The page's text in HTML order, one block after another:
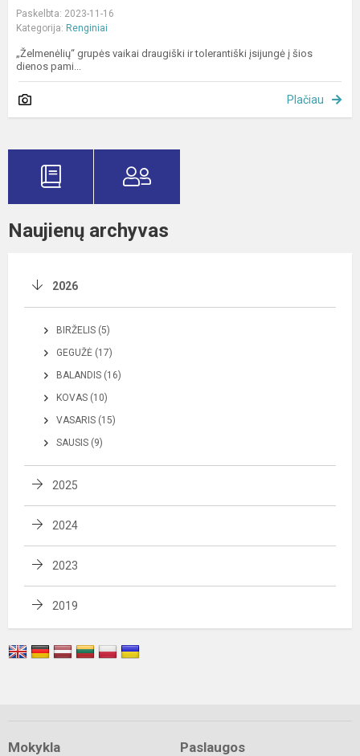
Paskelbta: 2023-11-16
Kategorija: Renginiai
„Želmenėlių“ grupės vaikai draugiški ir tolerantiški įsijungė į šios
dienos pami...
Plačiau
Naujienų archyvas
2026
BIRŽELIS (5)
GEGUŽĖ (17)
BALANDIS (16)
KOVAS (10)
VASARIS (15)
SAUSIS (9)
2025
2024
2023
2019
Mokykla Paslaugos